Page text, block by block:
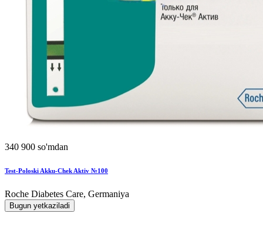
340 900 so'mdan
Test-Poloski Akku-Chek Aktiv №100
Roche Diabetes Care, Germaniya
Bugun yetkaziladi